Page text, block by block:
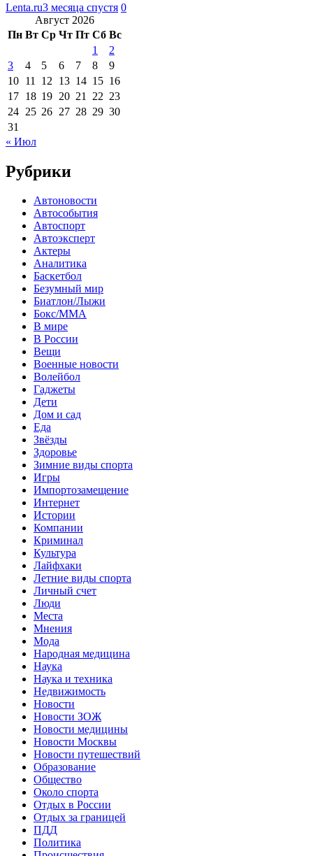
Lenta.ru3 месяца спустя 0
Август 2026
Пн Вт Ср Чт Пт Сб Вс
1
2
3
4 5 6 7 8
9
10 11 12 13 14 15 16
17 18 19 20 21 22 23
24 25 26 27 28 29 30
31
« Июл
Рубрики
Автоновости
Автособытия
Автоспорт
Автоэксперт
Актеры
Аналитика
Баскетбол
Безумный мир
Биатлон/Лыжи
Бокс/MMA
В мире
В России
Вещи
Военные новости
Волейбол
Гаджеты
Дети
Дом и сад
Еда
Звёзды
Здоровье
Зимние виды спорта
Игры
Импортозамещение
Интернет
Истории
Компании
Криминал
Культура
Лайфхаки
Летние виды спорта
Личный счет
Люди
Места
Мнения
Мода
Народная медицина
Наука
Наука и техника
Недвижимость
Новости
Новости ЗОЖ
Новости медицины
Новости Москвы
Новости путешествий
Образование
Общество
Около спорта
Отдых в России
Отдых за границей
ПДД
Политика